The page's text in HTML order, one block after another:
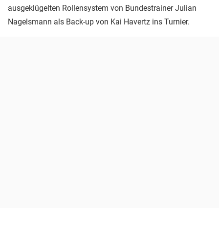
ausgeklügelten Rollensystem von Bundestrainer Julian
Nagelsmann als Back-up von Kai Havertz ins Turnier.